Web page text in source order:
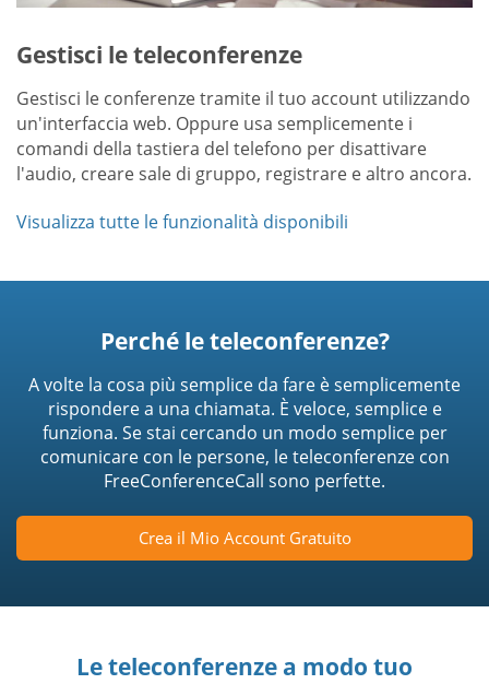
Gestisci le teleconferenze
Gestisci le conferenze tramite il tuo account utilizzando
un'interfaccia web. Oppure usa semplicemente i
comandi della tastiera del telefono per disattivare
l'audio, creare sale di gruppo, registrare e altro ancora.
Visualizza tutte le funzionalità disponibili
Perché le teleconferenze?
A volte la cosa più semplice da fare è semplicemente
rispondere a una chiamata. È veloce, semplice e
funziona. Se stai cercando un modo semplice per
comunicare con le persone, le teleconferenze con
FreeConferenceCall sono perfette.
Crea il Mio Account Gratuito
Le teleconferenze a modo tuo